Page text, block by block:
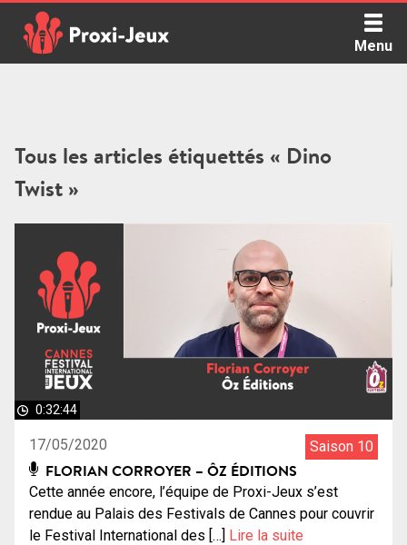
content
Menu
Tous les articles étiquettés « Dino
Twist »
0:32:44
17/05/2020 Saison 10
FLORIAN CORROYER – ÔZ ÉDITIONS
Cette année encore, l’équipe de Proxi-Jeux s’est
rendue au Palais des Festivals de Cannes pour couvrir
le Festival International des […] Lire la suite